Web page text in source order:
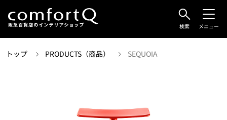
検索 メニュー
トップ PRODUCTS（商品） SEQUOIA